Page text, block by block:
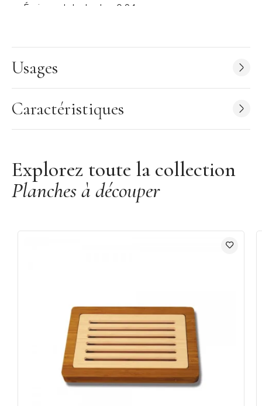
Épaisseur de la planche : 0,94 cm
Garantie 5 ans
Passe au lave-vaisselle
Usages
Caractéristiques
Explorez toute la collection
Planches à découper